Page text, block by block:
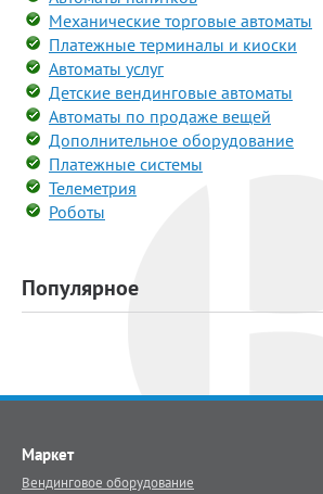
Механические торговые автоматы
Платежные терминалы и киоски
Автоматы услуг
Детские вендинговые автоматы
Автоматы по продаже вещей
Дополнительное оборудование
Платежные системы
Телеметрия
Роботы
Популярное
Маркет
Вендинговое оборудование